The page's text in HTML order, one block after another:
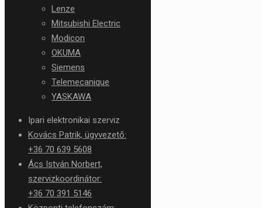
Lenze
Mitsubishi Electric
Modicon
OKUMA
Siemens
Telemecanique
YASKAWA
Ipari elektronikai szerviz
Kovács Patrik, ügyvezető:
+36 70 639 5608
Ács István Norbert,
szervizkoordinátor:
+36 70 391 5146